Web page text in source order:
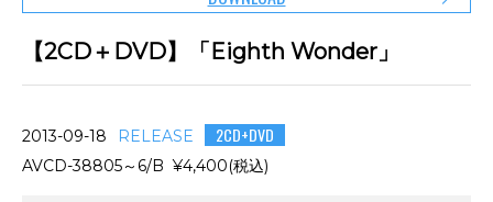
【2CD＋DVD】「Eighth Wonder」
2013-09-18 RELEASE 2CD+DVD
AVCD-38805～6/B ¥4,400(税込)